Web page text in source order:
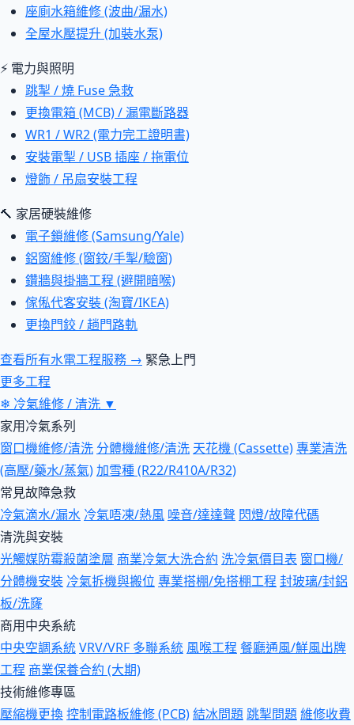
座廁水箱維修 (波曲/漏水)
全屋水壓提升 (加裝水泵)
⚡ 電力與照明
跳掣 / 燒 Fuse 急救
更換電箱 (MCB) / 漏電斷路器
WR1 / WR2 (電力完工證明書)
安裝電掣 / USB 插座 / 拖電位
燈飾 / 吊扇安裝工程
🔨 家居硬裝維修
電子鎖維修 (Samsung/Yale)
鋁窗維修 (窗鉸/手掣/驗窗)
鑽牆與掛牆工程 (避開暗喉)
傢俬代客安裝 (淘寶/IKEA)
更換門鉸 / 趟門路軌
查看所有水電工程服務 → 緊急上門
更多工程
❄ 冷氣維修 / 清洗 ▼
家用冷氣系列
窗口機維修/清洗 分體機維修/清洗 天花機 (Cassette)專業清洗
(高壓/藥水/蒸氣)加雪種 (R22/R410A/R32)
常見故障急救
冷氣滴水/漏水 冷氣唔凍/熱風 噪音/達達聲 閃燈/故障代碼
清洗與安裝
光觸媒防霉殺菌塗層 商業冷氣大洗合約 洗冷氣價目表 窗口機/
分體機安裝 冷氣拆機與搬位 專業搭棚/免搭棚工程 封玻璃/封鋁
板/洗窿
商用中央系統
中央空調系統VRV/VRF 多聯系統 風喉工程 餐廳通風/鮮風出牌
工程 商業保養合約 (大期)
技術維修專區
壓縮機更換控制電路板維修 (PCB)結冰問題跳掣問題維修收費